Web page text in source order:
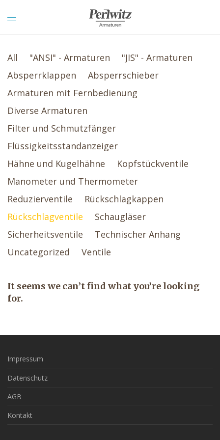
All "ANSI" - Armaturen
"JIS" - Armaturen
Absperrklappen
Absperrschieber
Armaturen mit Fernbedienung
Diverse Armaturen
Filter und Schmutzfänger
Flüssigkeitsstandanzeiger
Hähne und Kugelhähne
Kopfstückventile
Manometer und Thermometer
Reduzierventile
Rückschlagkappen
Rückschlagventile
Schaugläser
Sicherheitsventile
Technischer Anhang
Uncategorized
Ventile
It seems we can’t find what you’re looking
for.
Impressum
Datenschutz
AGB
Kontakt